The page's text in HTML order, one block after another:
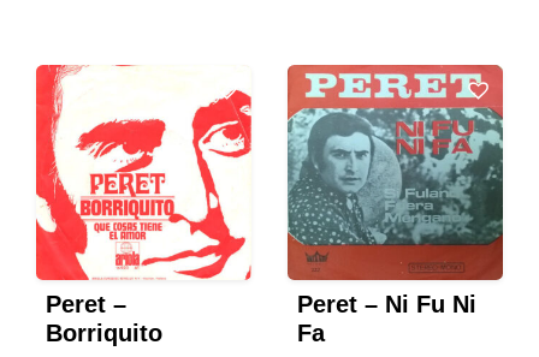
Peret –
Borriquito
Peret – Ni Fu Ni
Fa